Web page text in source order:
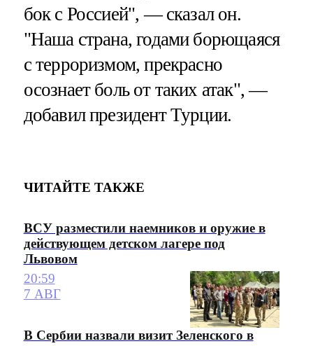
бок с Россией", — сказал он.
"Наша страна, годами борющаяся
с терроризмом, прекрасно
осознает боль от таких атак", —
добавил президент Турции.
ЧИТАЙТЕ ТАКЖЕ
ВСУ разместили наемников и оружие в
действующем детском лагере под
Львовом
20:59
7 АВГ
В Сербии назвали визит Зеленского в